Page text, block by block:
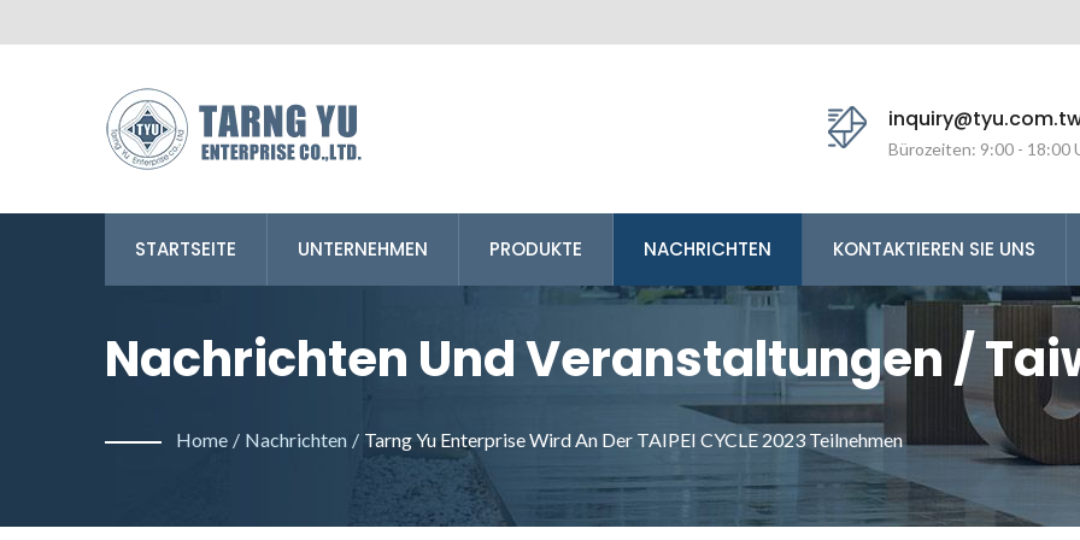
Bürozeiten: 9:00 - 18:00
STARTSEITE UNTERNEHMEN PRODUKTE NACHRICHTEN KONTAKTIEREN SIE UNS
Nachrichten Und Veranstaltungen /
Hersteller Von Hochgeschwindigkeits-,
Und Wasserdichten Steckverbindern |
Home / Nachrichten / Tarng Yu Enterprise Wird An Der TAIPEI CYCLE 2023 Teilnehmen